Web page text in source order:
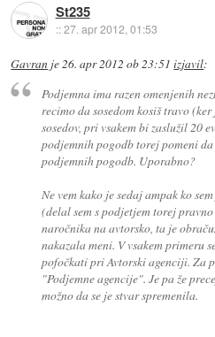
St235
::27. apr 2012, 01:53
Gavran je26. apr 2012 ob 23:51 izjavil:
Podjemna ima razen omenjenih
recimo da sosedom kosiš travo
sosedov, pri vsakem bi zaslužil 20
podjemnih pogodb torej pomeni
podjemnih pogodb. Uporabno?
Ne vem kako je sedaj ampak ko
(delal sem s podjetjem torej
naročnika na avtorsko, ta je
nakazala meni. V vsakem primeru
pofočkati pri Avtorski agenciji. Za
"Podjemne agencije". Je pa že
možno da se je stvar spremenila.